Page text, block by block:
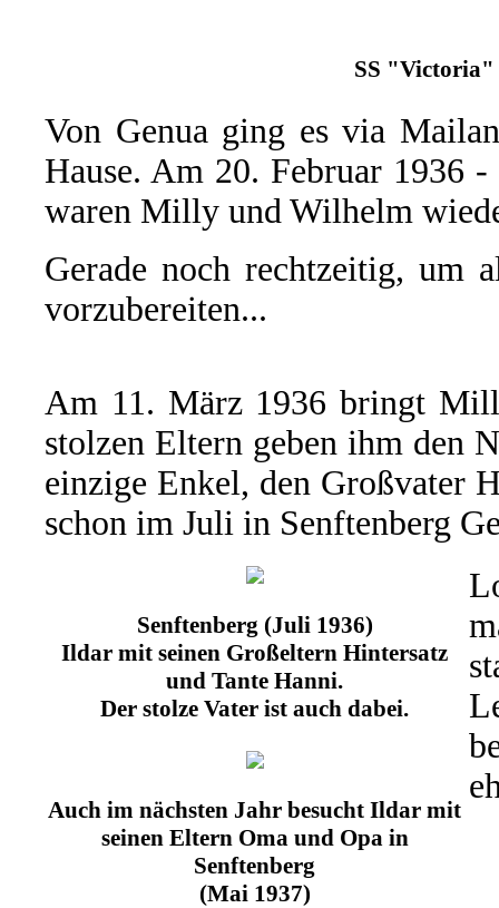
SS "Victoria"
Von Genua ging es via
Hause. Am 20. Februar 1936
waren Milly und Wilhelm
Gerade noch rechtzeitig, um
vorzubereiten...
Am 11. März 1936 bringt
stolzen Eltern geben ihm den
einzige Enkel, den Großvater
schon im Juli in Senftenberg
Senftenberg (Juli 1936)
Ildar mit seinen Großeltern Hintersatz
und Tante Hanni.
Der stolze Vater ist auch dabei.
Auch im nächsten Jahr besucht Ildar mit
seinen Eltern Oma und Opa in
Senftenberg
(Mai 1937)